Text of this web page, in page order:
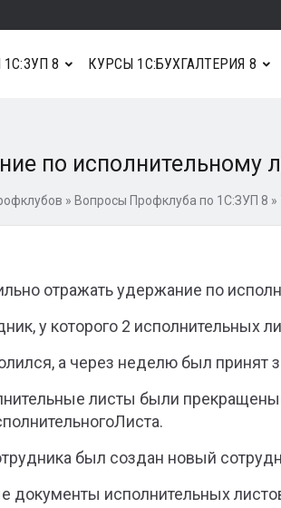
8 КУРСЫ 1С:БУХГАЛТЕРИЯ 8
по исполнительному
» Вопросы Профклуба по 1С:ЗУП 8 »
отражать удержание по
у которого 2 исполнительных
а через неделю был принят
листы были
был создан новый
документы исполнительных